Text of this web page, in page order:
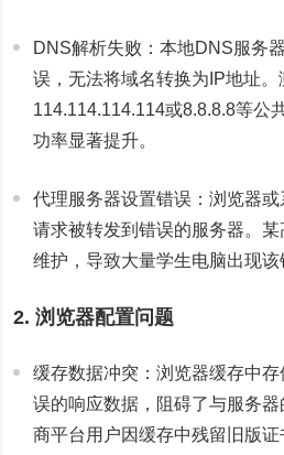
DNS解析失败：本地DNS服务
误，无法将域名转换为IP地址。
114.114.114.114或8.8.8.8等公
功率显著提升。
代理服务器设置错误：浏览器
请求被转发到错误的服务器。
维护，导致大量学生电脑出现该
2. 浏览器配置问题
缓存数据冲突：浏览器缓存中
误的响应数据，阻碍了与服务
商平台用户因缓存中残留旧版